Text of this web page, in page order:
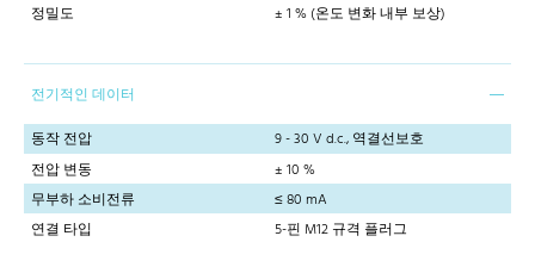
정밀도
± 1 % (온도 변화 내부 보상)
전기적인 데이터
동작 전압
9 - 30 V d.c., 역결선보호
전압 변동
± 10 %
무부하 소비전류
≤ 80 mA
연결 타입
5-핀 M12 규격 플러그